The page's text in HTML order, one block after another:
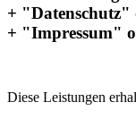
+ "Datenschutz"
+ "Impressum"
Diese Leistungen